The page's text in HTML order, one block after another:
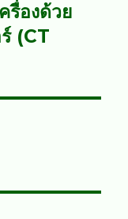
รื่องด้วย
(CT